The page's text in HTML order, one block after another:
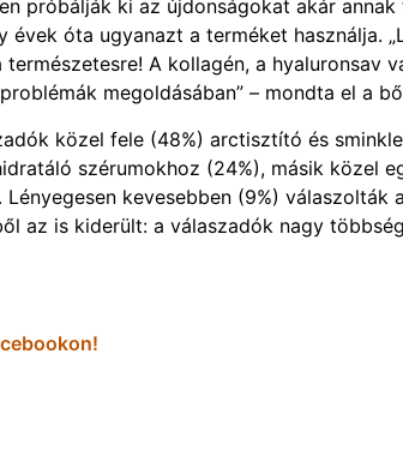
próbálják ki az újdonságokat akár
évek óta ugyanazt a terméket használja.
A kollagén, a hyaluronsav
megoldásában” – mondta el a
közel fele (48%) arctisztító és
szérumokhoz (24%), másik közel
kevesebben (9%)
az is kiderült: a válaszadók nagy